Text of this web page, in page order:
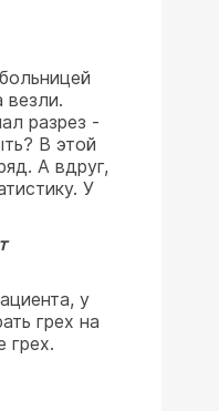
разрез -
В этой
А вдруг,
У
у
грех на
грех.